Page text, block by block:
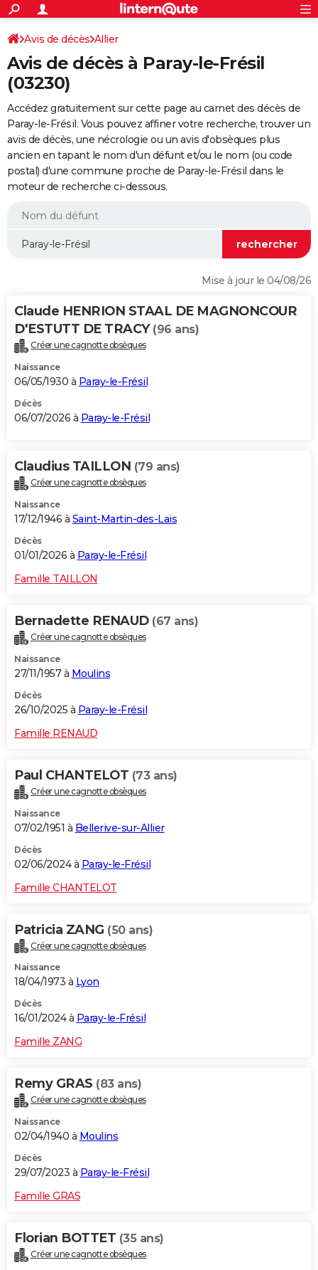
ACTUALITÉS
Politique
Société
Faits Divers
Education
Monde
Villes
+
SPORT
Coupe du monde 2026
Football
Tennis
Cyclisme
Rugby
Forum
FINANCE
Retraite
Impôts
Epargne
Immobilier
Risques naturels par ville
Banque
Assurance
Crédit
AUTO
Essais
Réserver un essai
Citadines
Berlines
SUV
Forum auto
+
HIGH-TECH
Mobiles
Meilleur smartphone
Internet
Ordinateurs
Jeux vidéo
Guide high-tech
+BRICOLAGE
Forum
Aménagement intérieur
Extérieur
Cuisine
Salle de bains
Jardinage
Rangement
WEEK-END
Guides de France
Escapades
Patrimoine
Expositions
Musées
Week-end nature
LIFESTYLE
Alimentation
Guide de la santé
Maladies
Médicaments
Sommeil
VOYAGE
Destinations
City break
Voyage nature
Voyage de noces
Forum
Climat
+PHOTO
GUIDES D'ACHAT
CARTE DE VOEUX
Dictionnaire
Biographies
Citations
Expressions
Proverbes
PROGRAMME TV
COPAINS D'AVANT
S'inscrire
Se connecter
Lycées
Collèges
Primaires
Universités
Entreprises
Service militaire
Avis de recherche
AVIS DE DÉCÈS
Avis de décès Allier
Avis de décès à Paray-le-Frésil
(03230)
Accédez gratuitement sur cette page au carnet des décès de
Paray-le-Frésil. Vous pouvez affiner votre recherche, trouver un
avis de décès, une nécrologie ou un avis d'obsèques plus
ancien en tapant le nom d'un défunt et/ou le nom (ou code
postal) d'une commune proche de Paray-le-Frésil dans le
moteur de recherche ci-dessous.
Mise à jour le 04/08/26
Claude HENRION STAAL DE MAGNONCOUR
D'ESTUTT DE TRACY (96 ans)
Créer une cagnotte obsèques
Naissance
06/05/1930 à Paray-le-Frésil
Décès
06/07/2026 à Paray-le-Frésil
Claudius TAILLON (79 ans)
Créer une cagnotte obsèques
Naissance
17/12/1946 à Saint-Martin-des-Lais
Décès
01/01/2026 à Paray-le-Frésil
Famille TAILLON
Bernadette RENAUD (67 ans)
Créer une cagnotte obsèques
Naissance
27/11/1957 à Moulins
Décès
26/10/2025 à Paray-le-Frésil
Famille RENAUD
Paul CHANTELOT (73 ans)
Créer une cagnotte obsèques
Naissance
07/02/1951 à Bellerive-sur-Allier
Décès
02/06/2024 à Paray-le-Frésil
Famille CHANTELOT
Patricia ZANG (50 ans)
Créer une cagnotte obsèques
Naissance
18/04/1973 à Lyon
Décès
16/01/2024 à Paray-le-Frésil
Famille ZANG
Remy GRAS (83 ans)
Créer une cagnotte obsèques
Naissance
02/04/1940 à Moulins
Décès
29/07/2023 à Paray-le-Frésil
Famille GRAS
Florian BOTTET (35 ans)
Créer une cagnotte obsèques